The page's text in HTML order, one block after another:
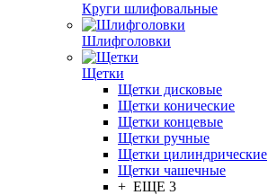
Круги шлифовальные
Шлифголовки
Щетки
Щетки дисковые
Щетки конические
Щетки концевые
Щетки ручные
Щетки цилиндрические
Щетки чашечные
+ ЕЩЕ 3